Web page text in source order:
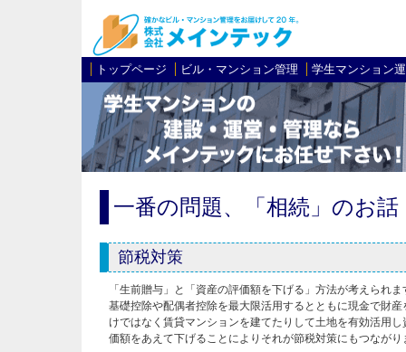
トップページ ビル・マンション管理 学生マンション
一番の問題、「相続」のお話
節税対策
「生前贈与」と「資産の評価額を下げる」方法が考えられま
基礎控除や配偶者控除を最大限活用するとともに現金で財産
けではなく賃貸マンションを建てたりして土地を有効活用し
価額をあえて下げることによりそれが節税対策にもつながり